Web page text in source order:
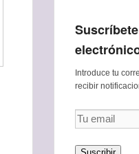
Introduce tu
recibir
Tu
email